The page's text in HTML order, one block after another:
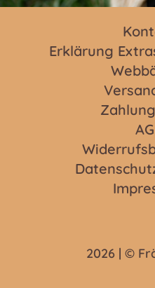
Erklärung
2026 | ©